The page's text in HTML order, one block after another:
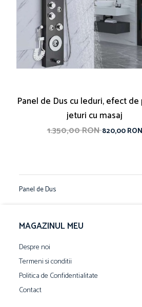
Panel de Dus cu leduri, efect de
jeturi cu masaj
1.350,00 RON820,00 RON
Panel de Dus
MAGAZINUL MEU
Despre noi
Termeni si conditii
Politica de Confidentialitate
Contact